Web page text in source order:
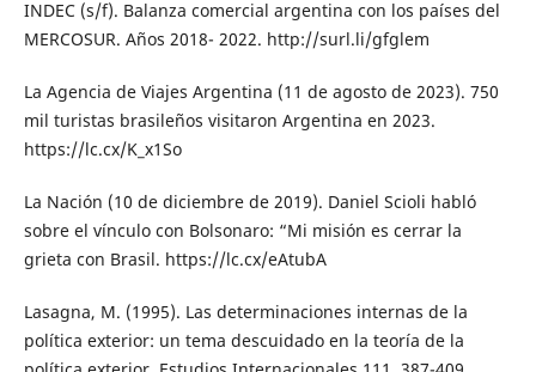
INDEC (s/f). Balanza comercial argentina con los países del
MERCOSUR. Años 2018- 2022. http://surl.li/gfglem
La Agencia de Viajes Argentina (11 de agosto de 2023). 750
mil turistas brasileños visitaron Argentina en 2023.
https://lc.cx/K_x1So
La Nación (10 de diciembre de 2019). Daniel Scioli habló
sobre el vínculo con Bolsonaro: “Mi misión es cerrar la
grieta con Brasil. https://lc.cx/eAtubA
Lasagna, M. (1995). Las determinaciones internas de la
política exterior: un tema descuidado en la teoría de la